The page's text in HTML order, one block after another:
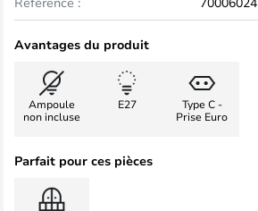
Avantages du produit
Ampoule
non incluse
E27
Type C -
Prise Euro
Parfait pour ces pièces